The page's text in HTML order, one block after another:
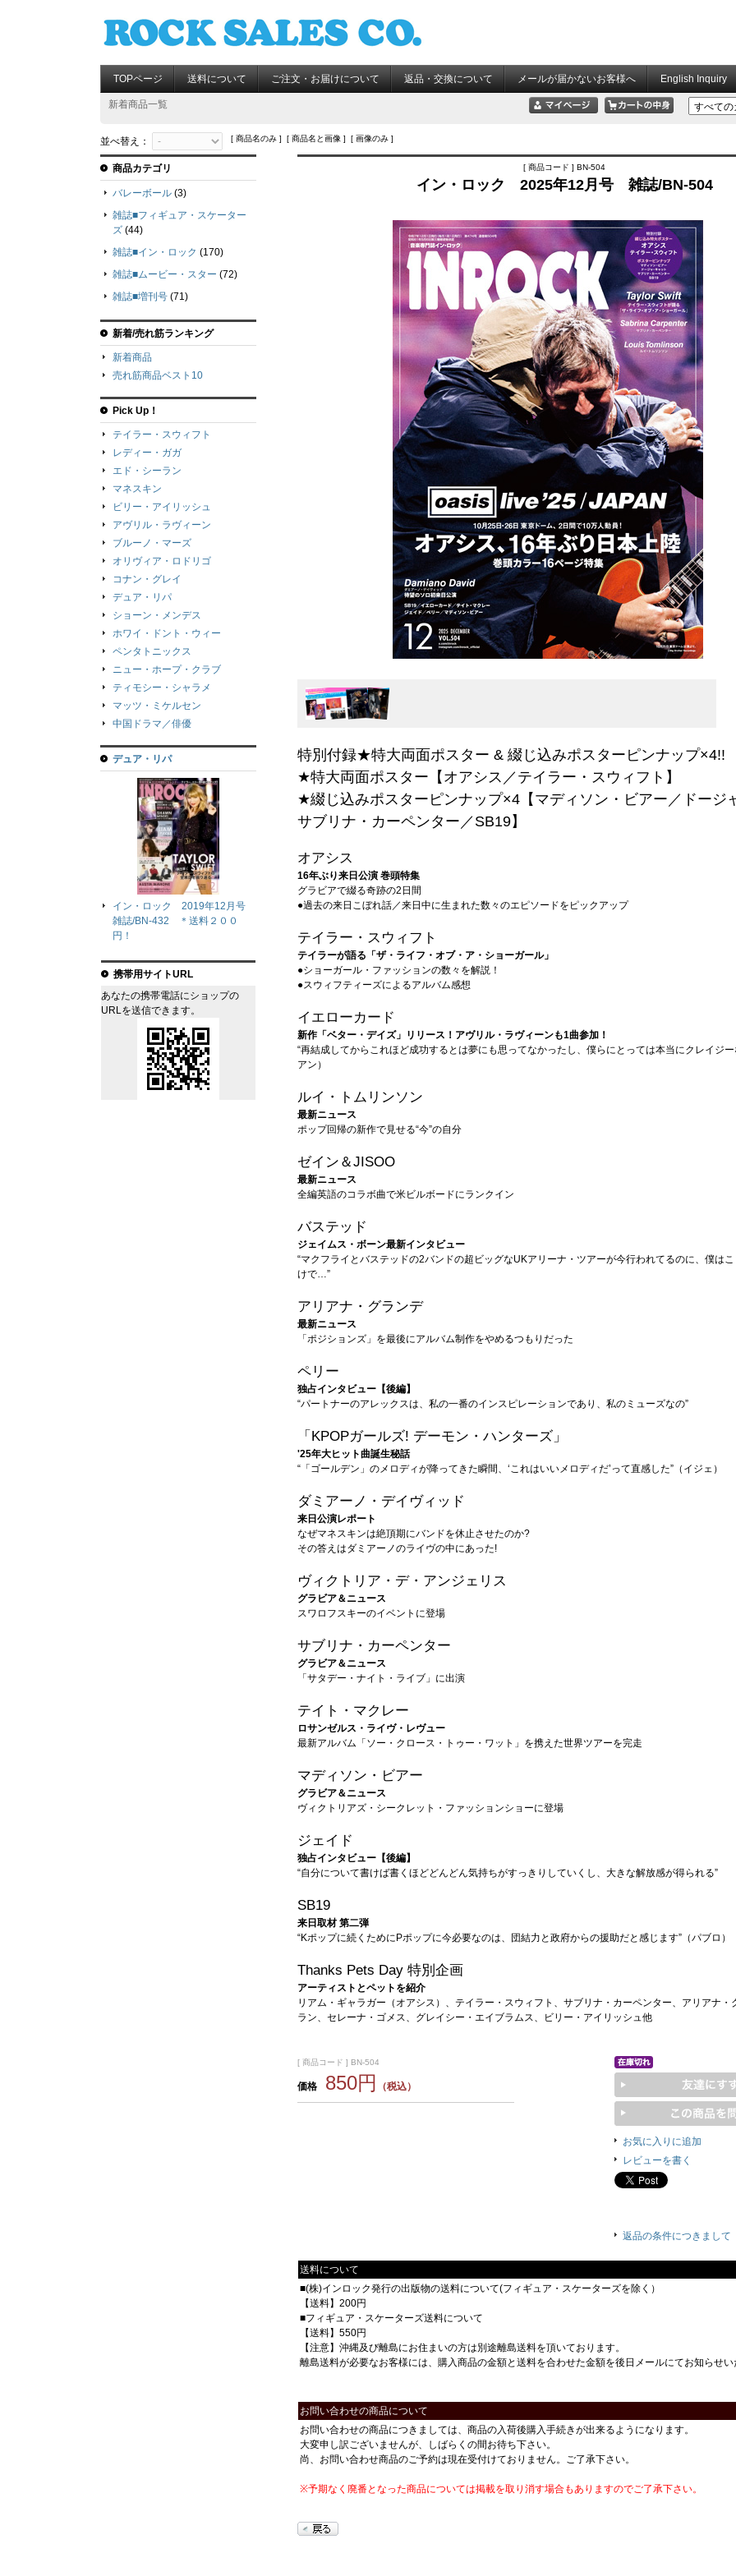
TOPページ 送料について ご注文・お届けについて 返品・交換について メールが届かないお客様へ English Inquiry
新着商品一覧
並べ替え： [ 商品名のみ ] [ 商品名と画像 ] [ 画像のみ ]
[ 商品コード ] BN-504
イン・ロック 2025年12月号 雑誌/BN-504
特別付録★特大両面ポスター & 綴じ込みポスターピンナップ×4!!
★特大両面ポスター【オアシス／テイラー・スウィフト】
★綴じ込みポスターピンナップ×4【マディソン・ビアー／ドージ
サブリナ・カーペンター／SB19】
オアシス
16年ぶり来日公演 巻頭特集
グラビアで綴る奇跡の2日間
●過去の来日こぼれ話／来日中に生まれた数々のエピソードをピックアップ
テイラー・スウィフト
テイラーが語る「ザ・ライフ・オブ・ア・ショーガール」
●ショーガール・ファッションの数々を解説！
●スウィフティーズによるアルバム感想
イエローカード
新作「ベター・デイズ」リリース！アヴリル・ラヴィーンも1曲参加！
“再結成してからこれほど成功するとは夢にも思ってなかったし、僕らにとっては本当にクレイジー
アン）
ルイ・トムリンソン
最新ニュース
ポップ回帰の新作で見せる“今”の自分
ゼイン＆JISOO
最新ニュース
全編英語のコラボ曲で米ビルボードにランクイン
バステッド
ジェイムス・ボーン最新インタビュー
“マクフライとバステッドの2バンドの超ビッグなUKアリーナ・ツアーが今行われてるのに、僕は
けで…”
アリアナ・グランデ
最新ニュース
「ポジションズ」を最後にアルバム制作をやめるつもりだった
ペリー
独占インタビュー【後編】
“パートナーのアレックスは、私の一番のインスピレーションであり、私のミューズなの”
「KPOPガールズ! デーモン・ハンターズ」
'25年大ヒット曲誕生秘話
“「ゴールデン」のメロディが降ってきた瞬間、‘これはいいメロディだ’って直感した”（イジェ）
ダミアーノ・デイヴィッド
来日公演レポート
なぜマネスキンは絶頂期にバンドを休止させたのか?
その答えはダミアーノのライヴの中にあった!
ヴィクトリア・デ・アンジェリス
グラビア＆ニュース
スワロフスキーのイベントに登場
サブリナ・カーペンター
グラビア＆ニュース
「サタデー・ナイト・ライブ」に出演
テイト・マクレー
ロサンゼルス・ライヴ・レヴュー
最新アルバム「ソー・クロース・トゥー・ワット」を携えた世界ツアーを完走
マディソン・ビアー
グラビア＆ニュース
ヴィクトリアズ・シークレット・ファッションショーに登場
ジェイド
独占インタビュー【後編】
“自分について書けば書くほどどんどん気持ちがすっきりしていくし、大きな解放感が得られる”
SB19
来日取材 第二弾
“Kポップに続くためにPポップに今必要なのは、団結力と政府からの援助だと感じます”（パブロ）
Thanks Pets Day 特別企画
アーティストとペットを紹介
リアム・ギャラガー（オアシス）、テイラー・スウィフト、サブリナ・カーペンター、アリアナ・
ラン、セレーナ・ゴメス、グレイシー・エイブラムス、ビリー・アイリッシュ他
[ 商品コード ] BN-504
価格 850円 （税込）
お気に入りに追加
レビューを書く
返品の条件につきまして
送料について
■(株)インロック発行の出版物の送料について(フィギュア・スケーターズを除く）
【送料】200円
■フィギュア・スケーターズ送料について
【送料】550円
【注意】沖縄及び離島にお住まいの方は別途離島送料を頂いております。
離島送料が必要なお客様には、購入商品の金額と送料を合わせた金額を後日メールにてお知らせい
お問い合わせの商品について
お問い合わせの商品につきましては、商品の入荷後購入手続きが出来るようになります。
大変申し訳ございませんが、しばらくの間お待ち下さい。
尚、お問い合わせ商品のご予約は現在受付けておりません。ご了承下さい。
※予期なく廃番となった商品については掲載を取り消す場合もありますのでご了承下さい。
商品カテゴリ
バレーボール (3)
雑誌■フィギュア・スケーター
ズ (44)
雑誌■イン・ロック (170)
雑誌■ムービー・スター (72)
雑誌■増刊号 (71)
新着/売れ筋ランキング
新着商品
売れ筋商品ベスト10
Pick Up！
テイラー・スウィフト
レディー・ガガ
エド・シーラン
マネスキン
ビリー・アイリッシュ
アヴリル・ラヴィーン
ブルーノ・マーズ
オリヴィア・ロドリゴ
コナン・グレイ
デュア・リパ
ショーン・メンデス
ホワイ・ドント・ウィー
ペンタトニックス
ニュー・ホープ・クラブ
ティモシー・シャラメ
マッツ・ミケルセン
中国ドラマ／俳優
デュア・リパ
イン・ロック 2019年12月号
雑誌/BN-432 ＊送料２００
円！
携帯用サイトURL
あなたの携帯電話にショップの
URLを送信できます。